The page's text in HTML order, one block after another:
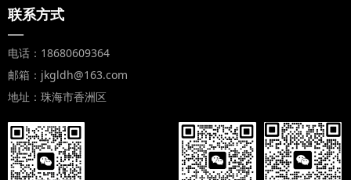
联系方式
—
电话：18680609364
邮箱：jkgldh@163.com
地址：珠海市香洲区